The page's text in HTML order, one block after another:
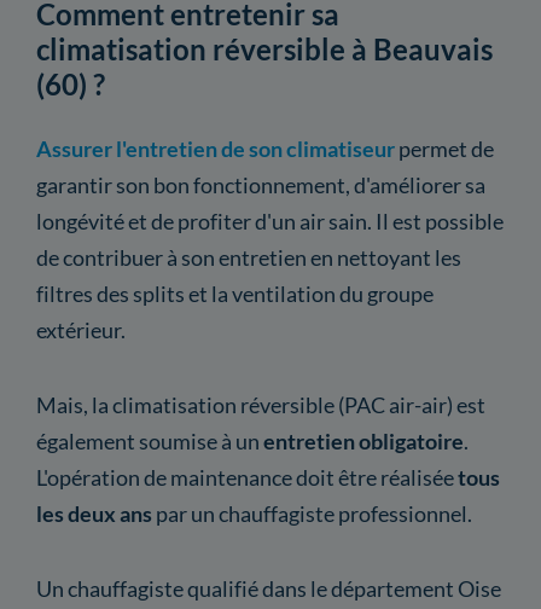
Comment entretenir sa
climatisation réversible à Beauvais
(60) ?
Assurer l'entretien de son climatiseurpermet de
garantir son bon fonctionnement, d'améliorer sa
longévité et de profiter d'un air sain. Il est possible
de contribuer à son entretien en nettoyant les
filtres des splits et la ventilation du groupe
extérieur.
Mais, la climatisation réversible (PAC air-air) est
également soumise à unentretien obligatoire.
L'opération de maintenance doit être réaliséetous
les deux ans par un chauffagiste professionnel.
Un chauffagiste qualifié dans le département Oise